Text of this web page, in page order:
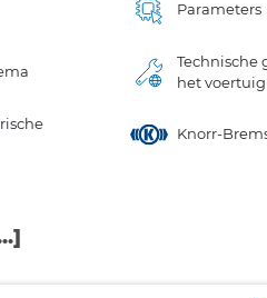
Parameters
Technische
het voertuig
Knorr-